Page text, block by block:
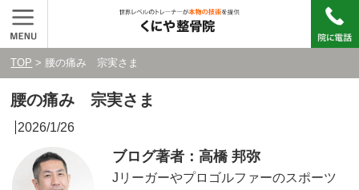
TOP > 腰の痛み 宗実さま
腰の痛み 宗実さま
2026/1/26
ブログ著者：高橋 邦弥
Jリーガーやプロゴルファーのスポーツ